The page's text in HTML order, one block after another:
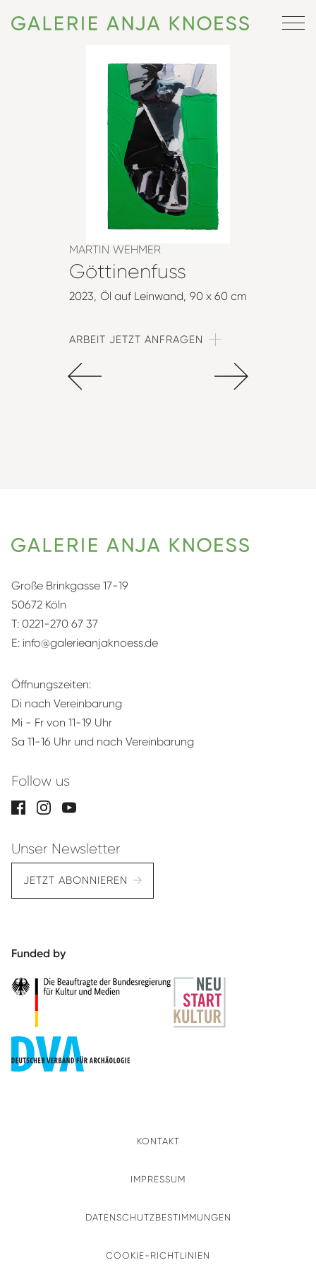
MARTIN WEHMER
Göttinenfuss
2023 Öl auf Leinwand 90 x 60 cm
ARBEIT JETZT ANFRAGEN
Große Brinkgasse 17-19
50672 Köln
T: 0221-270 67 37
E: info@galerieanjaknoess.de
Öffnungszeiten:
Di nach Vereinbarung
Mi - Fr von 11-19 Uhr
Sa 11-16 Uhr und nach Vereinbarung
Follow us
Unser Newsletter
JETZT ABONNIEREN
Funded by
KONTAKT
IMPRESSUM
DATENSCHUTZBESTIMMUNGEN
COOKIE-RICHTLINIEN